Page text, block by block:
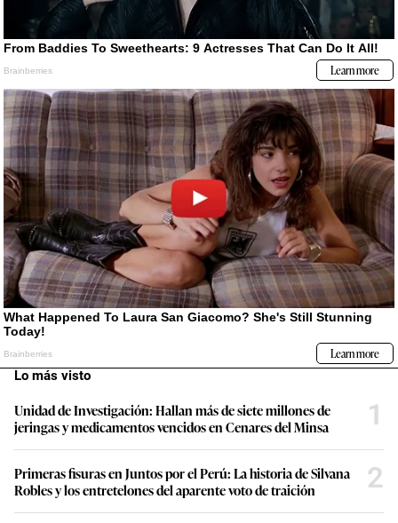
Lo más visto
Unidad de Investigación: Hallan más de siete millones de
jeringas y medicamentos vencidos en Cenares del Minsa
1
Primeras fisuras en Juntos por el Perú: La historia de Silvana
Robles y los entretelones del aparente voto de traición
2